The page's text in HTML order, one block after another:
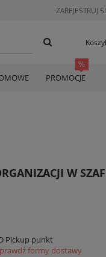
ZAREJESTRUJ
PROMOCJE
W
Pickup punkt
formy dostawy